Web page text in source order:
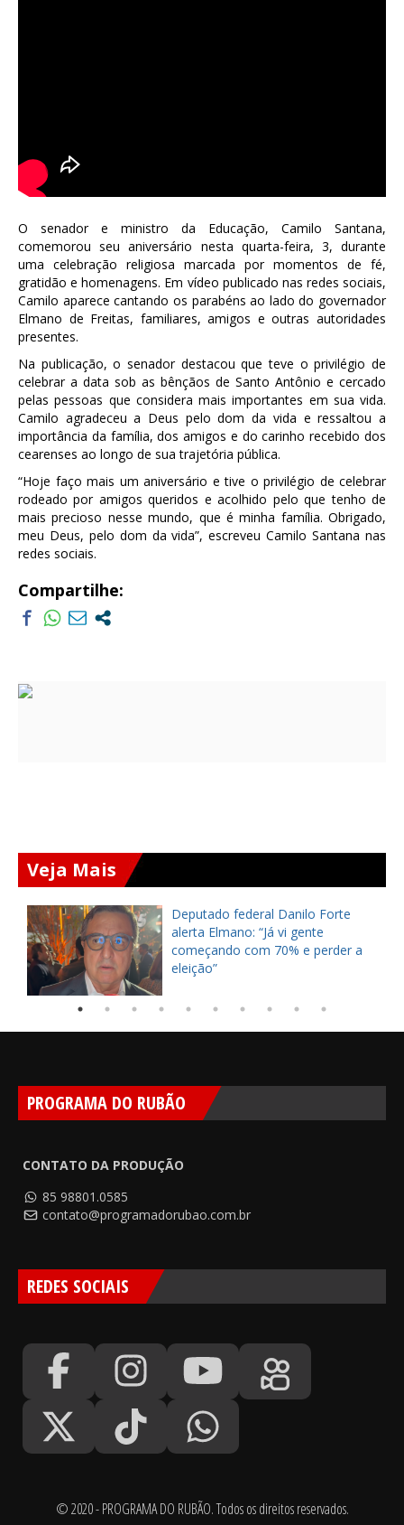
O senador e ministro da Educação, Camilo Santana,
comemorou seu aniversário nesta quarta-feira, 3, durante
uma celebração religiosa marcada por momentos de fé,
gratidão e homenagens. Em vídeo publicado nas redes sociais,
Camilo aparece cantando os parabéns ao lado do governador
Elmano de Freitas, familiares, amigos e outras autoridades
presentes.
Na publicação, o senador destacou que teve o privilégio de
celebrar a data sob as bênçãos de Santo Antônio e cercado
pelas pessoas que considera mais importantes em sua vida.
Camilo agradeceu a Deus pelo dom da vida e ressaltou a
importância da família, dos amigos e do carinho recebido dos
cearenses ao longo de sua trajetória pública.
“Hoje faço mais um aniversário e tive o privilégio de celebrar
rodeado por amigos queridos e acolhido pelo que tenho de
mais precioso nesse mundo, que é minha família. Obrigado,
meu Deus, pelo dom da vida”, escreveu Camilo Santana nas
redes sociais.
Compartilhe:
Veja Mais
Deputado federal Danilo Forte
alerta Elmano: “Já vi gente
começando com 70% e perder a
eleição”
PROGRAMA DO RUBÃO
CONTATO DA PRODUÇÃO
85 98801.0585
contato@programadorubao.com.br
REDES SOCIAIS
© 2020 - PROGRAMA DO RUBÃO. Todos os direitos reservados.